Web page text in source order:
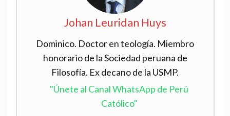
Johan Leuridan Huys
Dominico. Doctor en teología. Miembro
honorario de la Sociedad peruana de
Filosofía. Ex decano de la USMP.
"Únete al Canal WhatsApp de Perú
Católico"